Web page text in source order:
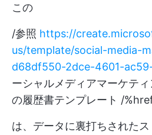
この
/参照 https://
us/template/social-media-
d68df550-2dce-4601-
ーシャルメディアマーケテ
の履歴書テンプレート /
は、データに裏打ちされた